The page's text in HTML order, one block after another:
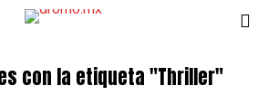
con la etiqueta "Thriller"